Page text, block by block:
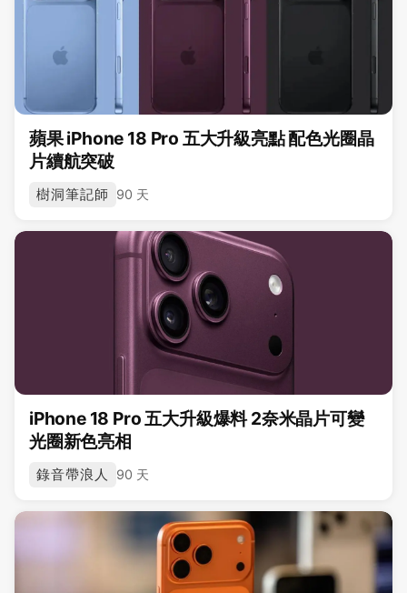
蘋果 iPhone 18 Pro 五大升級亮點 配色光圈晶
片續航突破
樹洞筆記師 90 天
iPhone 18 Pro 五大升級爆料 2奈米晶片可變
光圈新色亮相
錄音帶浪人 90 天